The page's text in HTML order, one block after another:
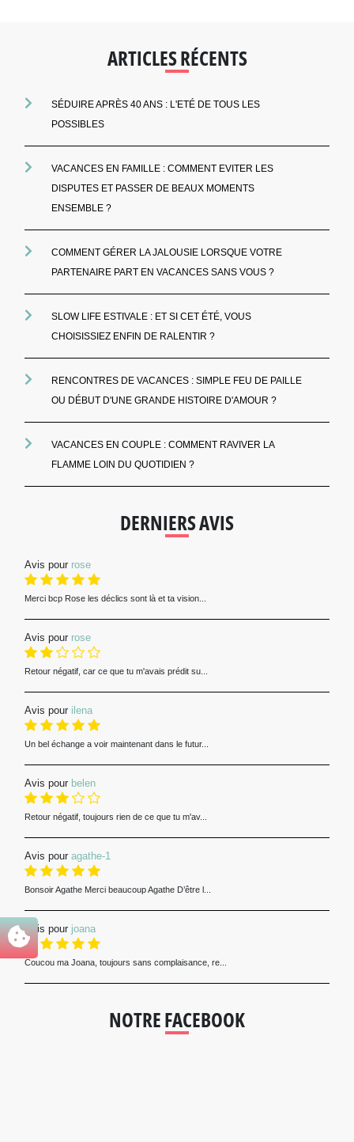
ARTICLES RÉCENTS
SÉDUIRE APRÈS 40 ANS : L'ETÉ DE TOUS LES
POSSIBLES
VACANCES EN FAMILLE : COMMENT EVITER LES
DISPUTES ET PASSER DE BEAUX MOMENTS
ENSEMBLE ?
COMMENT GÉRER LA JALOUSIE LORSQUE VOTRE
PARTENAIRE PART EN VACANCES SANS VOUS ?
SLOW LIFE ESTIVALE : ET SI CET ÉTÉ, VOUS
CHOISISSIEZ ENFIN DE RALENTIR ?
RENCONTRES DE VACANCES : SIMPLE FEU DE PAILLE
OU DÉBUT D'UNE GRANDE HISTOIRE D'AMOUR ?
VACANCES EN COUPLE : COMMENT RAVIVER LA
FLAMME LOIN DU QUOTIDIEN ?
DERNIERS AVIS
Avis pour rose
Merci bcp Rose les déclics sont là et ta vision...
Avis pour rose
Retour négatif, car ce que tu m'avais prédit su...
Avis pour ilena
Un bel échange a voir maintenant dans le futur...
Avis pour belen
Retour négatif, toujours rien de ce que tu m'av...
Avis pour agathe-1
Bonsoir Agathe Merci beaucoup Agathe D’être l...
Avis pour joana
Coucou ma Joana, toujours sans complaisance, re...
NOTRE FACEBOOK